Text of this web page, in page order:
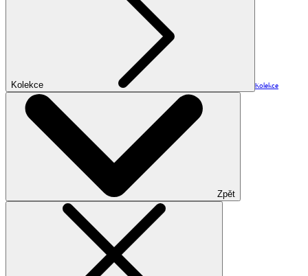
Kolekce Kolekce
Zpět